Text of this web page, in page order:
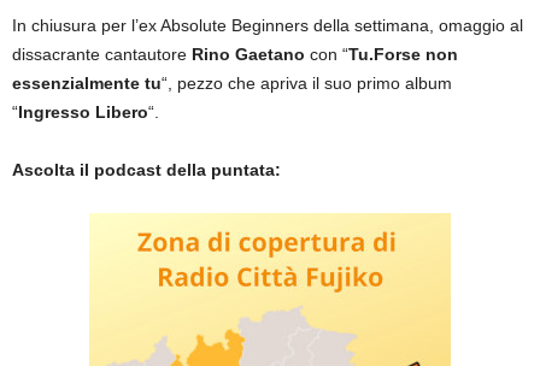
In chiusura per l’ex Absolute Beginners della settimana, omaggio al
dissacrante cantautore Rino Gaetano con “Tu.Forse non
essenzialmente tu“, pezzo che apriva il suo primo album
“Ingresso Libero“.
Ascolta il podcast della puntata: